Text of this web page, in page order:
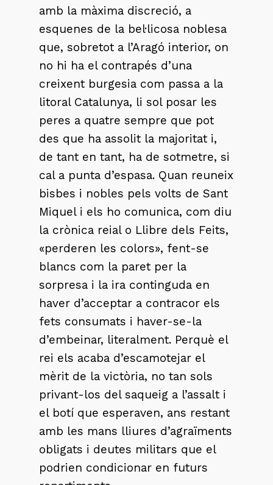
amb la màxima discreció, a
esquenes de la bel·licosa noblesa
que, sobretot a l’Aragó interior, on
no hi ha el contrapés d’una
creixent burgesia com passa a la
litoral Catalunya, li sol posar les
peres a quatre sempre que pot
des que ha assolit la majoritat i,
de tant en tant, ha de sotmetre, si
cal a punta d’espasa. Quan reuneix
bisbes i nobles pels volts de Sant
Miquel i els ho comunica, com diu
la crònica reial o Llibre dels Feits,
«perderen les colors», fent-se
blancs com la paret per la
sorpresa i la ira continguda en
haver d’acceptar a contracor els
fets consumats i haver-se-la
d’embeinar, literalment. Perquè el
rei els acaba d’escamotejar el
mèrit de la victòria, no tan sols
privant-los del saqueig a l’assalt i
el botí que esperaven, ans restant
amb les mans lliures d’agraïments
obligats i deutes militars que el
podrien condicionar en futurs